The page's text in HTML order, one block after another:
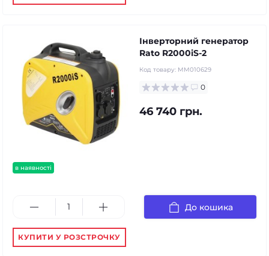
в наявності
Інверторний генератор
Rato R2000iS-2
Код товару: MM010629
0
46 740 грн.
До кошика
КУПИТИ У РОЗСТРОЧКУ